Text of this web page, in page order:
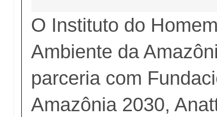
O Instituto do
Ambiente da
parceria com
Amazônia 2030,